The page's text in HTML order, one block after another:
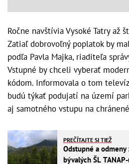
Ročne navštívia Vysoké Tatry až
Zatiaľ dobrovoľný poplatok by
podľa Pavla Majka, riaditeľa
Vstupné by chceli vyberať
kódom. Informovala o tom
budú týkať podujatí na území
aj samotného vstupu na
PREČÍTAJTE SI TIEŽ
Odstupné a
bývalých ŠL